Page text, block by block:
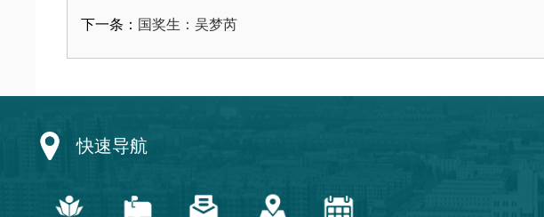
下一条： 国奖生：​吴梦芮
快速导航